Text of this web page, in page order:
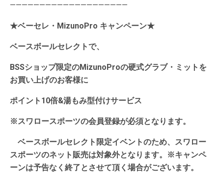
————————————————————
★ベーセレ・MizunoPro キャンペーン★
ベースボールセレクトで、
BSSショップ限定のMizunoProの硬式グラブ・ミットを
お買い上げのお客様に
ポイント10倍&湯もみ型付けサービス
※スワロースポーツの会員登録が必須となります。
ベースボールセレクト限定イベントのため、 スワロー
スポーツのネット販売は対象外となります。※キャンペ
ーンは予告なく終了とさせて頂く場合がございます。